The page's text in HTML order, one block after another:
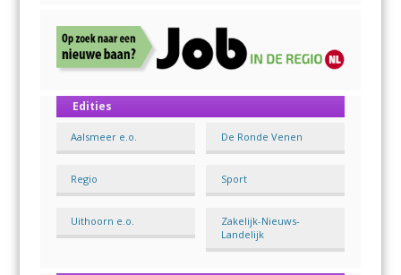
Edities
Aalsmeer e.o. De Ronde Venen
Regio Sport
Uithoorn e.o.
Zakelijk-Nieuws-
Landelijk